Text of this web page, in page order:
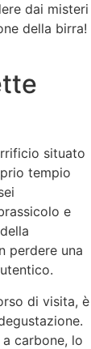
dai misteri
della birra!
situato
tempio
e
perdere una
di visita, è
a carbone, lo